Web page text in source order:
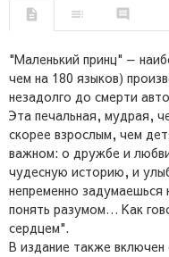
"Маленький принц" —
чем на 180 языков)
незадолго до смерти
Эта печальная, мудрая,
скорее взрослым, чем
важном: о дружбе и
чудесную историю, и
непременно
понять разумом… Как
сердцем".
В издание также